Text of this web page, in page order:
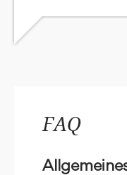
FAQ